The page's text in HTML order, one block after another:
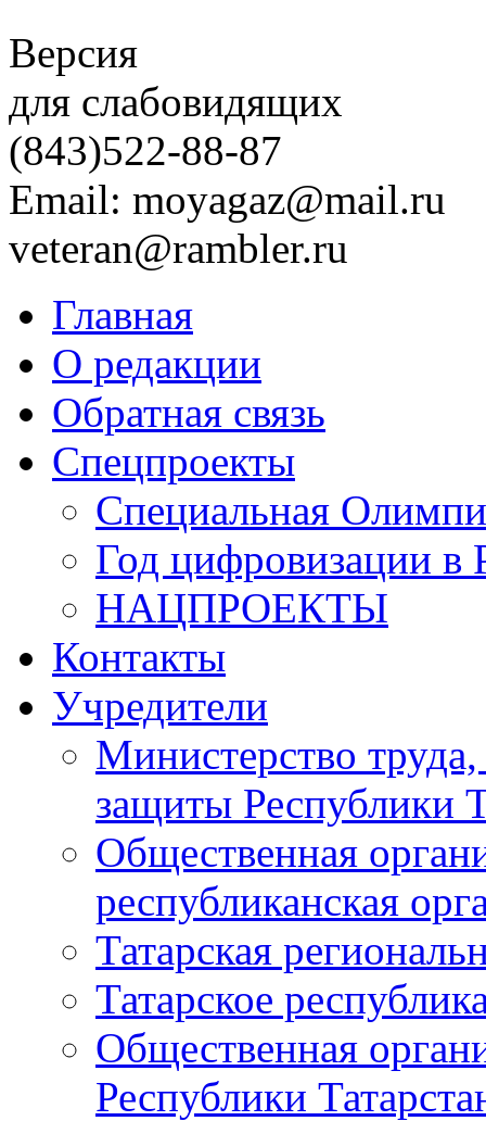
Версия
для слабовидящих
(843)522-88-87
Email: moyagaz@mail.ru
veteran@rambler.ru
Главная
О редакции
Обратная связь
Спецпроекты
Специальная
Год цифровизации в
НАЦПРОЕКТЫ
Контакты
Учредители
Министерство
защиты Республики
Общественная
республиканская
Татарская
Татарское
Общественная
Республики